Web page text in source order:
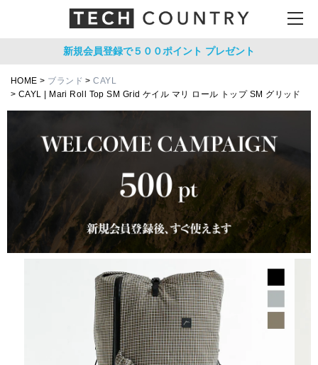
新規会員登録で５００ポイント プレゼント
HOME ブランド
CAYL
CAYL | Mari Roll Top SM Grid ケイル マリ ロール トップ SM グリッド